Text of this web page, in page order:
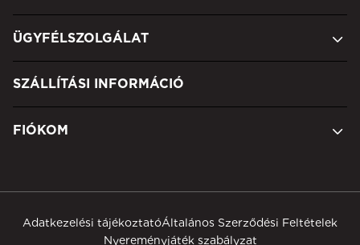
ÜGYFÉLSZOLGÁLAT
SZÁLLÍTÁSI INFORMÁCIÓ
FIÓKOM
Adatkezelési tájékoztatóÁltalános Szerződési Feltételek
Nyereményjáték szabályzat